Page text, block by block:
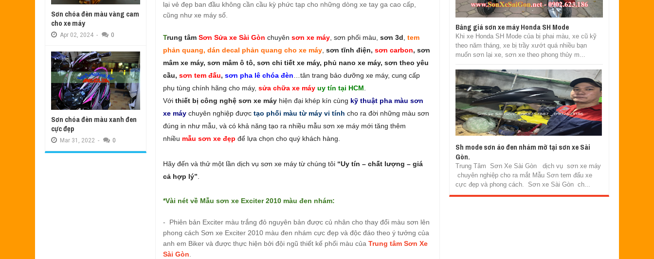
lại vẻ đẹp ban đầu không cần cầu kỳ phức tạp cho những dòng xe tay ga cao cấp,
cũng như xe máy số.
Trung tâmSơn Sửa xe Sài Gòn chuyênsơn xe máy, sơn phối màu, sơn 3d, tem
phản quang, dán decal phản quang cho xe máy, sơn tĩnh điện,sơn carbon, sơn
mâm xe máy, sơn mâm ô tô, sơn chi tiết xe máy, phủ nano xe máy, sơn theo yêu
cầu,sơn tem đấu,sơn pha lê chóa đèn…tân trang bảo dưỡng xe máy, cung cấp
phụ tùng chính hãng cho máy, sửa chữa xe máy uy tín tại HCM.
Vớithiết bị công nghệ sơn xe máy hiện đại khép kín cùng kỹ thuật pha màu sơn
xe máy chuyên nghiệp đượctạo phối màu từ máy vi tính cho ra đời những màu sơn
đúng in như mẫu, và có khả năng tạo ra nhiều mẫu sơn xe máy mới tăng thêm
nhiều mẫu sơn xe đẹp để lựa chọn cho quý khách hàng.
Hãy đến và thử một lần dịch vụ sơn xe máy từ chúng tôi “Uy tín – chất lượng – giá
cả hợp lý”.
*Vài nét về Mẫu sơn xe Exciter 2010 màu đen nhám:
- Phiên bản Exciter màu trắng đỏ nguyên bản được củ nhân cho thay đổi màu sơn lên
phong cách Sơn xe Exciter 2010 màu đen nhám cực đẹp và độc đáo theo ý tưởng của
anh em Biker và được thực hiện bởi đội ngũ thiết kế phối màu củaTrung tâm Sơn Xe
Sài Gòn.
Sơn chóa đèn màu vàng cam
cho xe máy
Apr 02, 2024 - 0
Sơn chóa đèn màu xanh đen
cực đẹp
Mar 31, 2022 - 0
Bảng giá sơn xe máy Honda SH Mode
Khi xe Honda SH Mode của bị phai màu, xe cũ kỹ
theo năm tháng, xe bị trầy xướt quá nhiều bạn
muốn sơn lại xe, sơn xe theo phong thủy m...
Sh mode sơn áo đen nhám mờ tại sơn xe Sài
Gòn.
Trung Tâm Sơn Xe Sài Gòn dịch vụ sơn xe máy
chuyên nghiệp cho ra mắt Mẫu Sơn tem đấu xe
cực đẹp và phong cách. Sơn xe Sài Gòn ch...